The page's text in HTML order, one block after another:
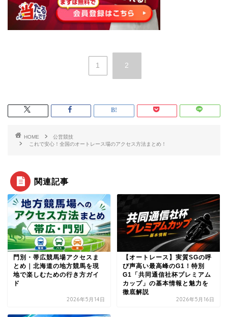
1 2
HOME
公営競技
これで安心！全国のオートレース場のアクセス方法まとめ！
関連記事
門別・帯広競馬場アクセスま
とめ｜北海道の地方競馬を現
地で楽しむための行き方ガイ
ド
2026年5月14日
【オートレース】実質SGの呼
び声高い最高峰のG1！特別
G1「共同通信社杯プレミアム
カップ」の基本情報と魅力を
徹底解説
2026年5月16日